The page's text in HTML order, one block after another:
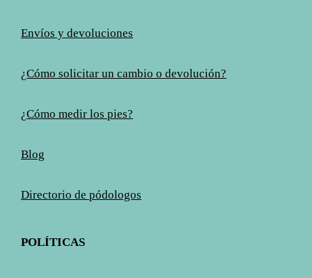
Envíos y devoluciones
¿Cómo solicitar un cambio o devolución?
¿Cómo medir los pies?
Blog
Directorio de pódologos
POLÍTICAS